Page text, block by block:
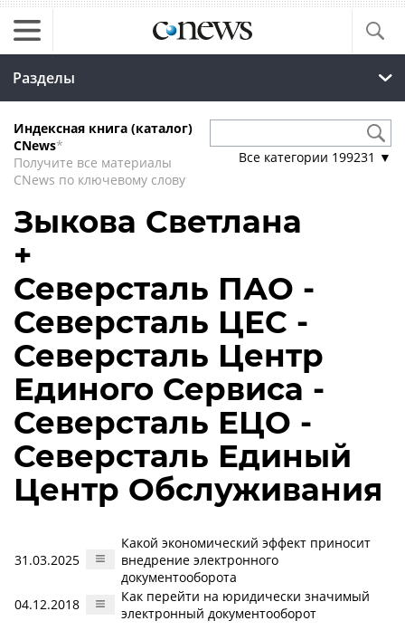
Разделы
Индексная книга (каталог)
CNews*
Получите все материалы
CNews по ключевому слову
Все категории 199231 ▼
Зыкова Светлана
+
Северсталь ПАО -
Северсталь ЦЕС -
Северсталь Центр
Единого Сервиса -
Северсталь ЕЦО -
Северсталь Единый
Центр Обслуживания
31.03.2025
Какой экономический эффект приносит
внедрение электронного
документооборота
04.12.2018
Как перейти на юридически значимый
электронный документооборот